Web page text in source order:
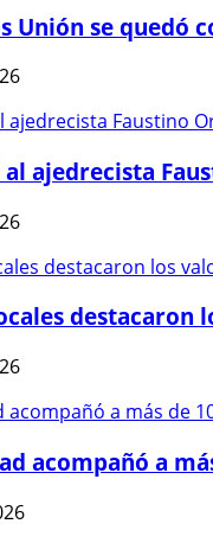
Unión se quedó
ajedrecista
destacaron
acompañó a